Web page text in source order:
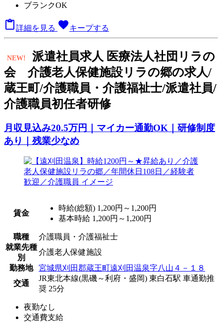
ブランクOK
詳細を見る favoriteキープする
NEW! 派遣社員求人 医療法人社団リラの
会 介護老人保健施設リラの郷の求人/
蔵王町/介護職員・介護福祉士/派遣社員/
介護職員初任者研修
月収見込み20.5万円｜マイカー通勤OK｜研修制度
あり｜残業少なめ
賃金
時給(総額) 1,200円～1,200円
基本時給 1,200円～1,200円
職種
介護職員・介護福祉士
就業先種
別
介護老人保健施設
勤務地
宮城県刈田郡蔵王町遠刈田温泉字八山４－１８
交通
JR東北本線(黒磯～利府・盛岡) 東白石駅 車通勤推
奨 25分
夜勤なし
交通費支給